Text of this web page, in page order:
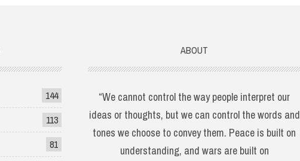
144
113
81
ABOUT
“We cannot control the way people interpret our
ideas or thoughts, but we can control the words and
tones we choose to convey them. Peace is built on
understanding, and wars are built on